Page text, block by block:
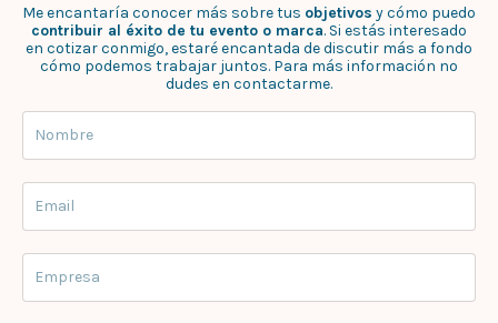
Me encantaría conocer más sobre tus objetivos y cómo puedo
contribuir al éxito de tu evento o marca. Si estás interesado
en cotizar conmigo, estaré encantada de discutir más a fondo
cómo podemos trabajar juntos. Para más información no
dudes en contactarme.